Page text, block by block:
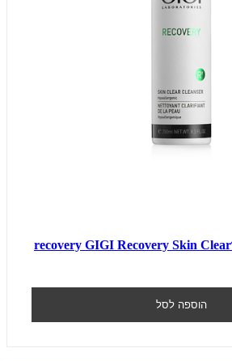
סבון פנים לניקוי ריקוrecovery GIGI Recovery Skin Clear
הוספה לסל